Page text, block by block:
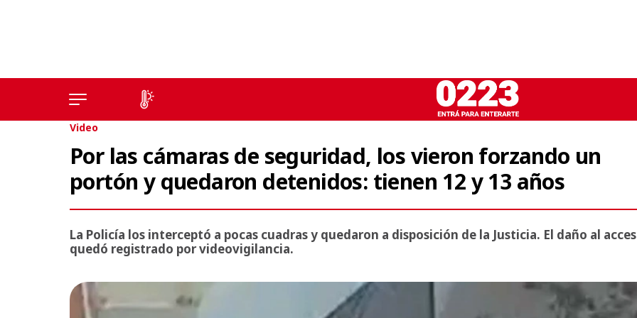
Video
Por las cámaras de seguridad, los vieron forzando un
portón y quedaron detenidos: tienen 12 y 13 años
La Policía los interceptó a pocas cuadras y quedaron a disposición de la Justicia. El daño al
quedó registrado por videovigilancia.